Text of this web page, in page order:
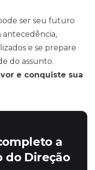
ser seu futuro
antecedência,
e se prepare
do assunto.
e conquiste sua
a
do Direção